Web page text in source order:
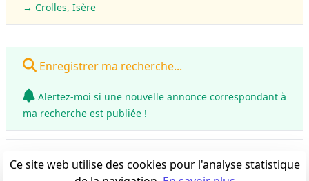
→ Crolles, Isère
Enregistrer ma recherche...
Alertez-moi si une nouvelle annonce correspondant à
ma recherche est publiée !
Ce site web utilise des cookies pour l'analyse statistique